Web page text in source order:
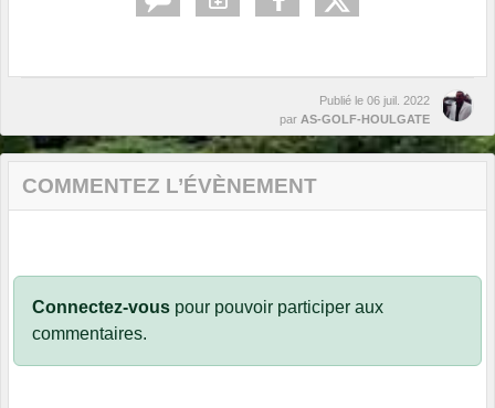
Publié le 06 juil. 2022
par AS-GOLF-HOULGATE
COMMENTEZ L’ÉVÈNEMENT
Connectez-vous pour pouvoir participer aux
commentaires.